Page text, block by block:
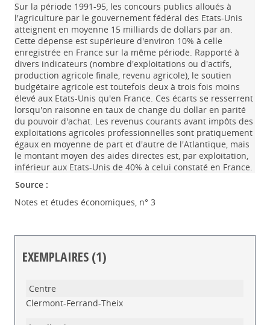
Sur la période 1991-95, les concours publics alloués à
l'agriculture par le gouvernement fédéral des Etats-Unis
atteignent en moyenne 15 milliards de dollars par an.
Cette dépense est supérieure d'environ 10% à celle
enregistrée en France sur la même période. Rapporté à
divers indicateurs (nombre d'exploitations ou d'actifs,
production agricole finale, revenu agricole), le soutien
budgétaire agricole est toutefois deux à trois fois moins
élevé aux Etats-Unis qu'en France. Ces écarts se resserrent
lorsqu'on raisonne en taux de change du dollar en parité
du pouvoir d'achat. Les revenus courants avant impôts des
exploitations agricoles professionnelles sont pratiquement
égaux en moyenne de part et d'autre de l'Atlantique, mais
le montant moyen des aides directes est, par exploitation,
inférieur aux Etats-Unis de 40% à celui constaté en France.
Source :
Notes et études économiques, n° 3
EXEMPLAIRES (1)
Clermont-Ferrand-Theix